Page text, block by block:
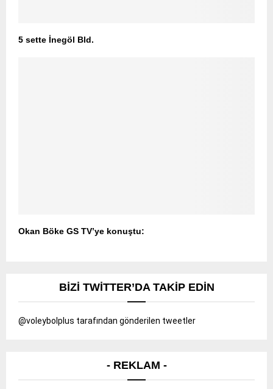
5 sette İnegöl Bld.
Okan Böke GS TV’ye konuştu:
BIZI TWITTER’DA TAKIP EDIN
@voleybolplus tarafından gönderilen tweetler
- REKLAM -